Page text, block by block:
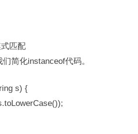
匹配
简化​​instanceof​​代码。
s) {